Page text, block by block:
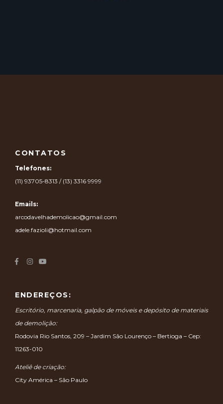
CONTATOS
Telefones:
(11) 93705-8313 / (13) 3316 9999
Emails:
arcodavelhademolicao@gmail.com
adele.fazioli@hotmail.com
ENDEREÇOS:
Escritório, marcenaria, galpão de móveis e depósito de materiais
de demolição:
Rodovia Rio Santos, 209 – Jardim São Lourenço – Bertioga – Cep:
11263-010
Ateliê de criação:
City América – São Paulo